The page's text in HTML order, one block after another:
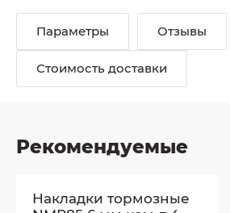
Параметры Отзывы
Стоимость доставки
Рекомендуемые
Накладки тормозные